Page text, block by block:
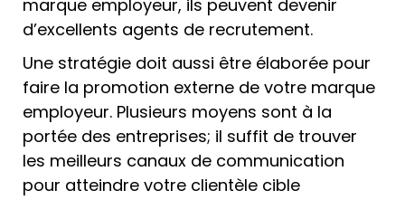
marque employeur, ils peuvent devenir
d’excellents agents de recrutement.
Une stratégie doit aussi être élaborée pour
faire la promotion externe de votre marque
employeur. Plusieurs moyens sont à la
portée des entreprises; il suffit de trouver
les meilleurs canaux de communication
pour atteindre votre clientèle cible